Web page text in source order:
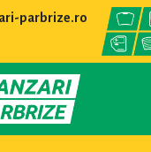
parbrize.ro